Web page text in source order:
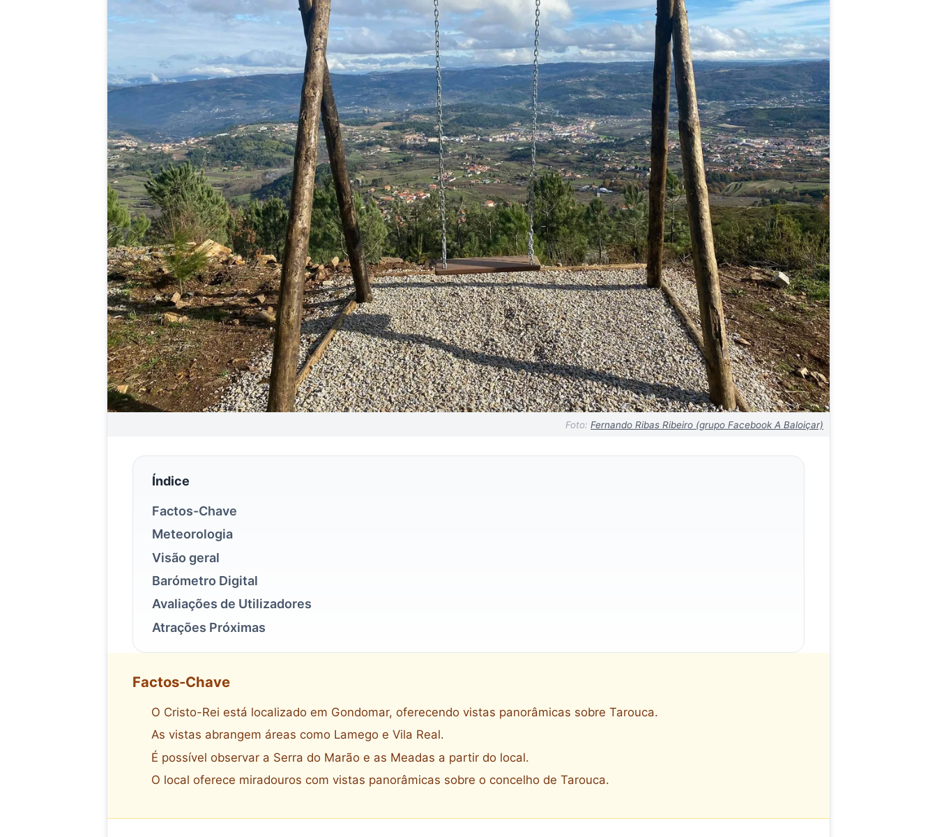
Foto: Fernando Ribas Ribeiro (grupo Facebook A Baloiçar)
Índice
Factos-Chave
Meteorologia
Visão geral
Barómetro Digital
Avaliações de Utilizadores
Atrações Próximas
Factos-Chave
O Cristo-Rei está localizado em Gondomar, oferecendo vistas panorâmicas sobre Tarouca.
As vistas abrangem áreas como Lamego e Vila Real.
É possível observar a Serra do Marão e as Meadas a partir do local.
O local oferece miradouros com vistas panorâmicas sobre o concelho de Tarouca.